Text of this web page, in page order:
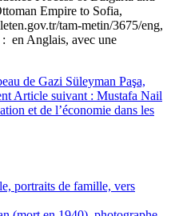
Empire to Sofia,
tam-metin/3675/eng,
en Anglais, avec une
de Gazi Süleyman Paşa,
Article suivant : Mustafa Nail
et de l’économie dans les
portraits de famille, vers